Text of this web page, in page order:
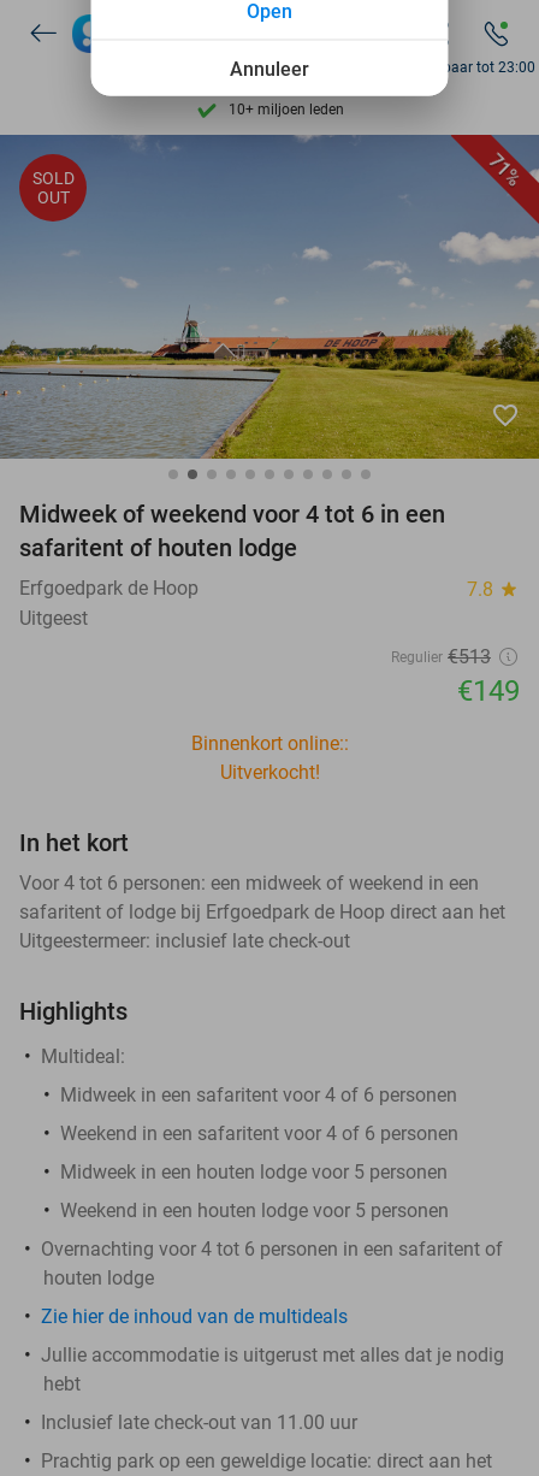
Ontdek 15.000+ deals
7 dagen per week beschikbaar
10+ miljoen leden
205.924 reviews
Bereikbaar tot 23:00
71%
SOLD
OUT
favorite_border
Midweek of weekend voor 4 tot 6 in een
safaritent of houten lodge
Erfgoedpark de Hoop 7.8 star
Uitgeest
Regulier €513
€149
Binnenkort online::
Uitverkocht!
In het kort
Voor 4 tot 6 personen: een midweek of weekend in een
safaritent of lodge bij Erfgoedpark de Hoop direct aan het
Uitgeestermeer: inclusief late check-out
Highlights
Multideal:
Midweek in een safaritent voor 4 of 6 personen
Weekend in een safaritent voor 4 of 6 personen
Midweek in een houten lodge voor 5 personen
Weekend in een houten lodge voor 5 personen
Overnachting voor 4 tot 6 personen in een safaritent of
houten lodge
Zie hier de inhoud van de multideals
Jullie accommodatie is uitgerust met alles dat je nodig
hebt
Inclusief late check-out van 11.00 uur
Prachtig park op een geweldige locatie: direct aan het
Annuleer
Open